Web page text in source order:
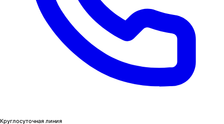
Круглосуточная линия